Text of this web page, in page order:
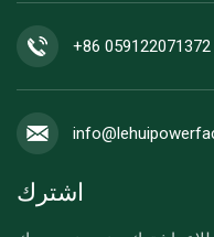
+86 059122071372
اشترك